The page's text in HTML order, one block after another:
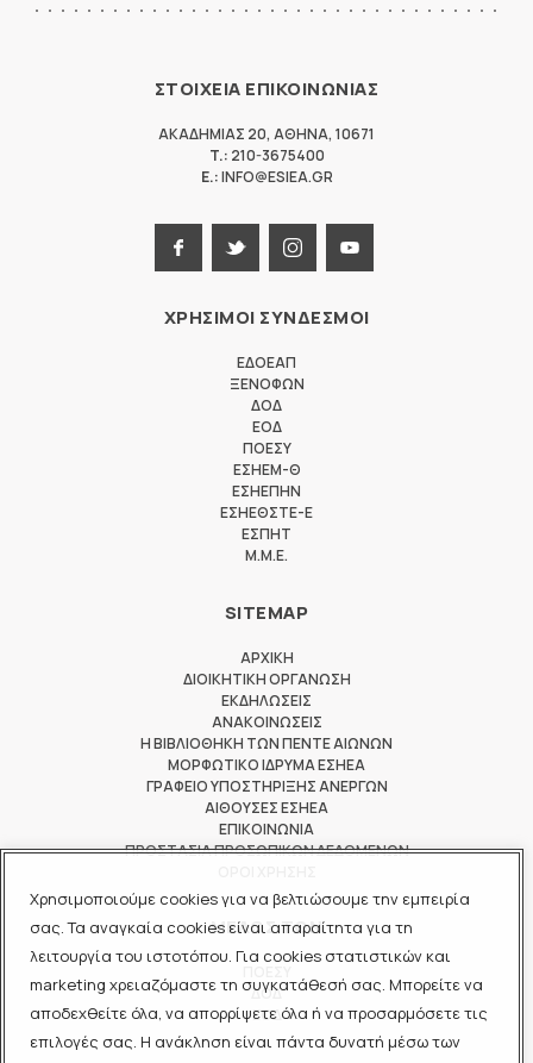
Χρησιμοποιούμε cookies για να βελτιώσουμε την εμπειρία
σας. Τα αναγκαία cookies είναι απαραίτητα για τη
λειτουργία του ιστοτόπου. Για cookies στατιστικών και
marketing χρειαζόμαστε τη συγκατάθεσή σας. Μπορείτε να
αποδεχθείτε όλα, να απορρίψετε όλα ή να προσαρμόσετε τις
επιλογές σας. Η ανάκληση είναι πάντα δυνατή μέσω των
ΣΤΟΙΧΕΙΑ ΕΠΙΚΟΙΝΩΝΙΑΣ
ΑΚΑΔΗΜΙΑΣ 20, ΑΘΗΝΑ, 10671
T.: 210-3675400
E.:INFO@ESIEA.GR
ΧΡΗΣΙΜΟΙ ΣΥΝΔΕΣΜΟΙ
ΕΔΟΕΑΠ
ΞΕΝΟΦΩΝ
ΔΟΔ
ΕΟΔ
ΠΟΕΣΥ
ΕΣΗΕΜ-Θ
ΕΣΗΕΠΗΝ
ΕΣΗΕΘΣΤΕ-Ε
ΕΣΠΗΤ
M.M.E.
SITEMAP
ΑΡΧΙΚΗ
ΔΙΟΙΚΗΤΙΚΗ ΟΡΓΑΝΩΣΗ
ΕΚΔΗΛΩΣΕΙΣ
ΑΝΑΚΟΙΝΩΣΕΙΣ
Η ΒΙΒΛΙΟΘΗΚΗ ΤΩΝ ΠΕΝΤΕ ΑΙΩΝΩΝ
ΜΟΡΦΩΤΙΚΟ ΙΔΡΥΜΑ ΕΣΗΕΑ
ΓΡΑΦΕΙΟ ΥΠΟΣΤΗΡΙΞΗΣ ΑΝΕΡΓΩΝ
ΑΙΘΟΥΣΕΣ ΕΣΗΕΑ
ΕΠΙΚΟΙΝΩΝΙΑ
ΠΡΟΣΤΑΣΙΑ ΠΡΟΣΩΠΙΚΩΝ ΔΕΔΟΜΕΝΩΝ
ΜΕΛΟΣ ΤΩΝ
ΔΟΔ
ΕΟΔ